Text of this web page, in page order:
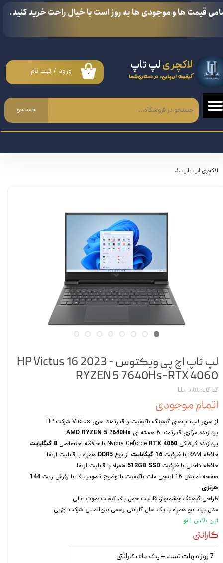
لاکچریلپ تاپ
کیفیت اروپایی، در دستان شما
جستجو
۰ ورود / ثبت نام
حساب کاربری من
سفارشات
خروج از حساب کاربری
قیمت ها و موجودی ها به روز است با خیال راحت خرید کنید.
لاکچری لپ تاپ
لپ تاپ اچ پی ویکتوس HP Victus 16 2023 -
RYZEN 5 7640Hs-RTX 4060
کد کالا: LLT-inttt
اتمام موجودی
از سری لپ‌تاپ‌های گیمینگ باکیفیت و قدرتمند سری Victus شرکت HP
پردازنده مرکزی قدرتمند 6 هسته ای
AMD RYZEN 5 7640Hs
پردازنده گرافیکی
Nvidia Geforce RTX 4060 با حافظه اختصاصی 8 گیگابایت
حافظه RAM با ظرفیت
16 گیگابایت از نوع DDR5 همراه با قابلیت ارتقا
حافظه داخلی با ظرفیت 512GB SSD همراه با قابلیت ارتقا
صفحه نمایش 16 اینچی مات باکیفیت با وضوح تصویر بالا با رفرش ریت
144
هرتزی
طراحی گیمینگ چشم‌نواز، قابلیت حمل بالا، کیفیت صوت عالی
مدل برند نیو همراه با یک سال گارانتی رسمی بین‌المللی شرکت اچ‌پی
اپن باکس | نو
گارانتی
7 روز مهلت تست + یک ماه گارانتی